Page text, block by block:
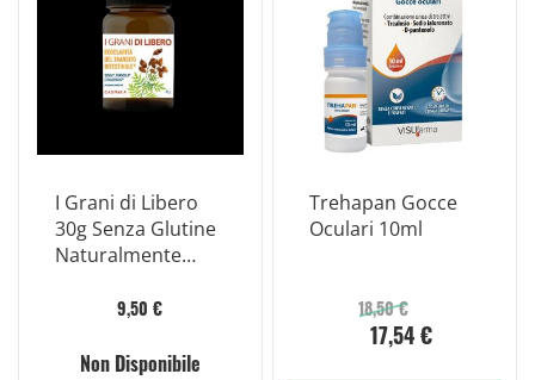
I Grani di Libero
30g Senza Glutine
Naturalmente
9,50 €
Non Disponibile
Trehapan Gocce
Oculari 10ml
18,50 €
17,54 €